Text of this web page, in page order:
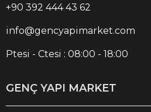
+90 392 444 43 62
info@gencyapimarket.com
Ptesi - Ctesi : 08:00 - 18:00
GENÇ YAPI MARKET